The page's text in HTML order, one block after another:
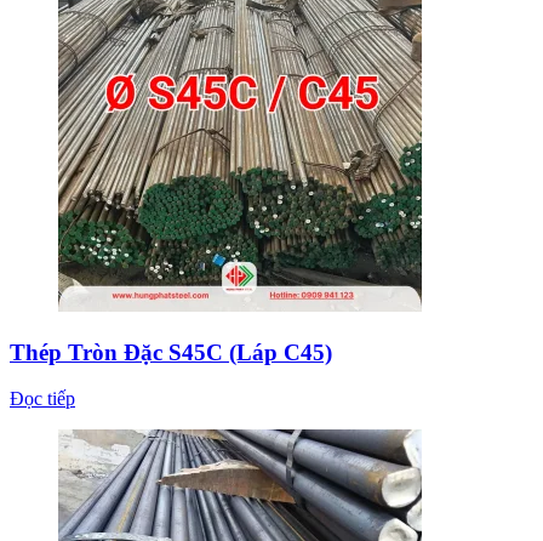
Thép Tròn Đặc S45C (Láp C45)
Đọc tiếp